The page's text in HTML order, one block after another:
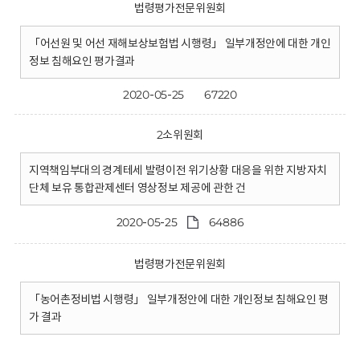
법령평가전문위원회
「어선원 및 어선 재해보상보험법 시행령」 일부개정안에 대한 개인
정보 침해요인 평가결과
2020-05-25 67220
2소위원회
지역책임부대의 경계테세 발령이전 위기상황 대응을 위한 지방자치
단체 보유 통합관제센터 영상정보 제공에 관한 건
2020-05-25 64886
법령평가전문위원회
「농어촌정비법 시행령」 일부개정안에 대한 개인정보 침해요인 평
가 결과